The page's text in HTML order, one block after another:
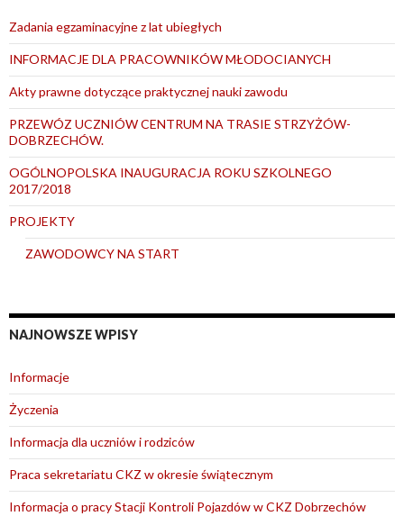
Zadania egzaminacyjne z lat ubiegłych
INFORMACJE DLA PRACOWNIKÓW MŁODOCIANYCH
Akty prawne dotyczące praktycznej nauki zawodu
PRZEWÓZ UCZNIÓW CENTRUM NA TRASIE STRZYŻÓW-
DOBRZECHÓW.
OGÓLNOPOLSKA INAUGURACJA ROKU SZKOLNEGO
2017/2018
PROJEKTY
ZAWODOWCY NA START
NAJNOWSZE WPISY
Informacje
Życzenia
Informacja dla uczniów i rodziców
Praca sekretariatu CKZ w okresie świątecznym
Informacja o pracy Stacji Kontroli Pojazdów w CKZ Dobrzechów